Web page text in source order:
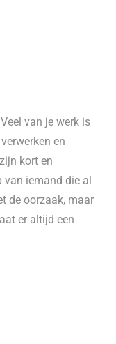
van je werk is
en
kort en
van iemand die al
de oorzaak, maar
er altijd een